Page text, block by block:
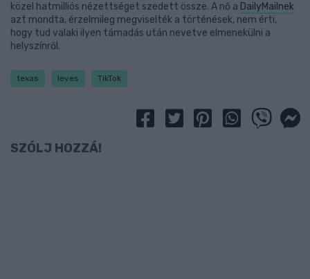
közel hatmilliós nézettséget szedett össze. A nő a DailyMailnek
azt mondta, érzelmileg megviselték a történések, nem érti,
hogy tud valaki ilyen támadás után nevetve elmenekülni a
helyszínről.
texas leves TikTok
SZÓLJ HOZZÁ!